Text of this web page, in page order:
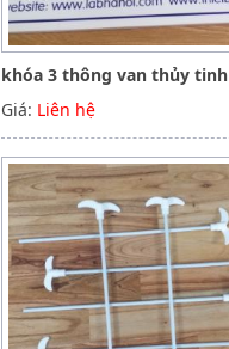
khóa 3 thông van thủy tinh
Giá: Liên hệ